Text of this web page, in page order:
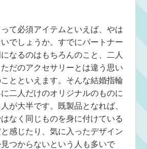
て必須アイテムといえば、やは
でしょうか。すでにパートナー
なるのはもちろんのこと、二人
だのアクセサリーとは違う思い
とといえます。そんな結婚指輪
二人だけのオリジナルのものに
が大半です。既製品となれば、
なく同じものを身に付けている
感じたり、気に入ったデザイン
つからないという人も多いで